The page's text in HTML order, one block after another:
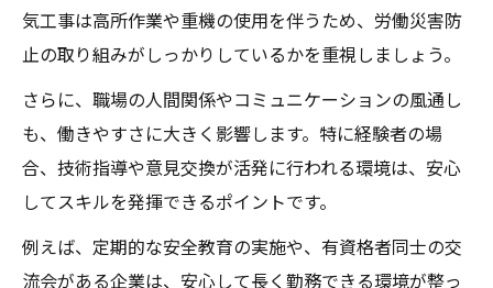
気工事は高所作業や重機の使用を伴うため、労働災害防
止の取り組みがしっかりしているかを重視しましょう。
さらに、職場の人間関係やコミュニケーションの風通し
も、働きやすさに大きく影響します。特に経験者の場
合、技術指導や意見交換が活発に行われる環境は、安心
してスキルを発揮できるポイントです。
例えば、定期的な安全教育の実施や、有資格者同士の交
流会がある企業は、安心して長く勤務できる環境が整っ